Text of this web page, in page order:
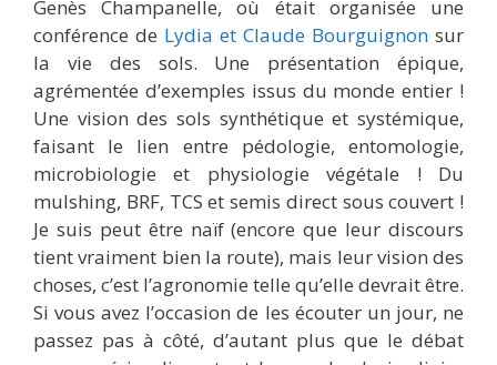
Genès Champanelle, où était organisée une
conférence de Lydia et Claude Bourguignon sur
la vie des sols. Une présentation épique,
agrémentée d’exemples issus du monde entier !
Une vision des sols synthétique et systémique,
faisant le lien entre pédologie, entomologie,
microbiologie et physiologie végétale ! Du
mulshing, BRF, TCS et semis direct sous couvert !
Je suis peut être naïf (encore que leur discours
tient vraiment bien la route), mais leur vision des
choses, c’est l’agronomie telle qu’elle devrait être.
Si vous avez l’occasion de les écouter un jour, ne
passez pas à côté, d’autant plus que le débat